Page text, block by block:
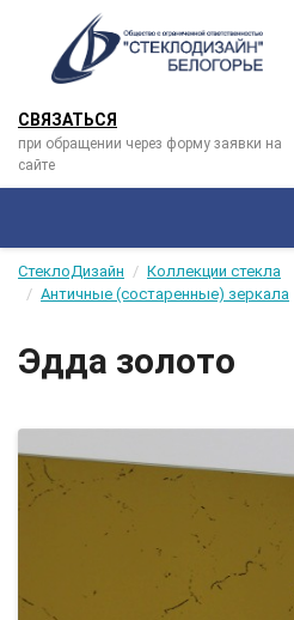
СВЯЗАТЬСЯ
при обращении через форму заявки на
сайте
СтеклоДизайн
Коллекции стекла
Античные (состаренные) зеркала
Эдда золото